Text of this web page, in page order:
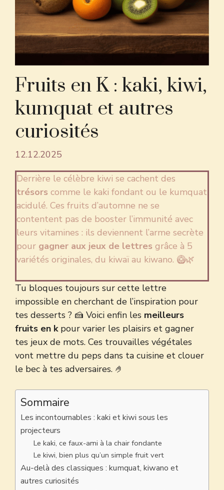
Fruits en K : kaki, kiwi,
kumquat et autres
curiosités
12.12.2025
Derrière le célèbre kiwi se cachent des
trésors comme le kaki fondant ou le kumquat
acidulé. Ces fruits d’automne ne se
contentent pas de booster l’immunité avec
leurs vitamines : ils deviennent l’arme secrète
pour gagner aux jeux de lettres grâce à 5
variétés originales, du kiwaï au kiwano. 🥝🌿
Tu bloques toujours sur cette lettre
impossible en cherchant de l’inspiration pour
tes desserts ? 🍰 Voici enfin les meilleurs
fruits en kpour varier les plaisirs et gagner
tes jeux de mots. Ces trouvailles végétales
vont mettre du peps dans ta cuisine et clouer
le bec à tes adversaires. 🤌
Sommaire
Les incontournables : kaki et kiwi sous les
projecteurs
Le kaki, ce faux-ami à la chair fondante
Le kiwi, bien plus qu’un simple fruit vert
Au-delà des classiques : kumquat, kiwano et
autres curiosités